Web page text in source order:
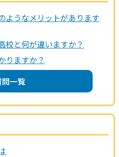
ようなメリットがあります
校と何が違いますか？
りますか？
問一覧